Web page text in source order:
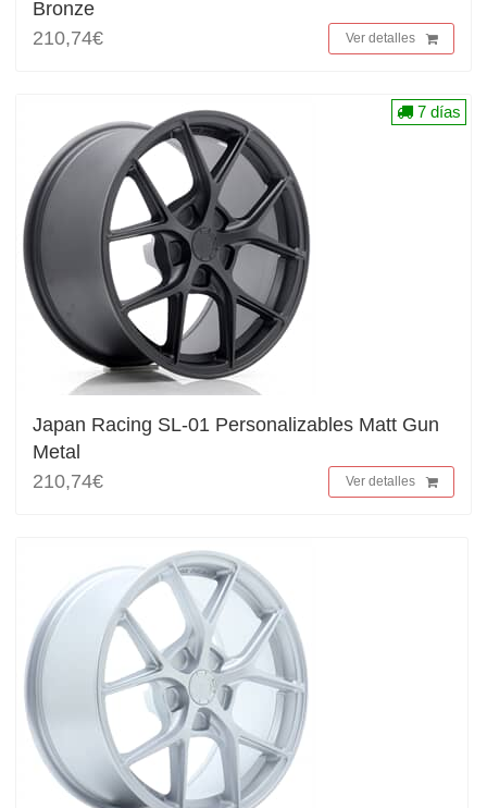
Bronze
210,74€
Ver detalles
Japan Racing SL-01 Personalizables Matt Gun
Metal
210,74€
Ver detalles
7 días